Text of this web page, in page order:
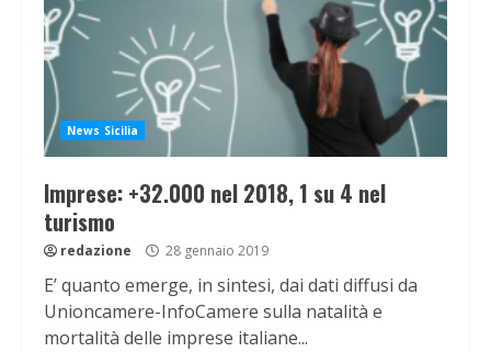
News Sicilia
Imprese: +32.000 nel 2018, 1 su 4 nel
turismo
redazione 28 gennaio 2019
E’ quanto emerge, in sintesi, dai dati diffusi da
Unioncamere-InfoCamere sulla natalità e
mortalità delle imprese italiane...